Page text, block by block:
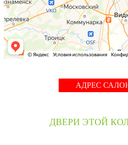
АДРЕС
ДВЕРИ ЭТОЙ